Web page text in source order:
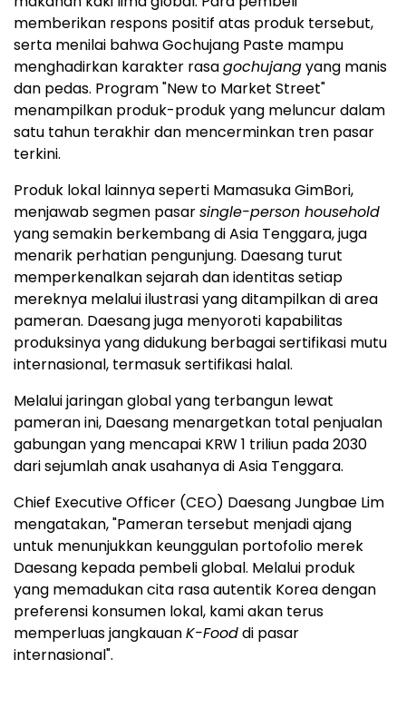
memberikan respons positif atas produk tersebut,
serta menilai bahwa Gochujang Paste mampu
menghadirkan karakter rasagochujangyang manis
dan pedas. Program "New to Market Street"
menampilkan produk-produk yang meluncur dalam
satu tahun terakhir dan mencerminkan tren pasar
terkini.
Produk lokal lainnya seperti Mamasuka GimBori,
menjawab segmen pasarsingle-person household
yang semakin berkembang di Asia Tenggara, juga
menarik perhatian pengunjung. Daesang turut
memperkenalkan sejarah dan identitas setiap
mereknya melalui ilustrasi yang ditampilkan di area
pameran. Daesang juga menyoroti kapabilitas
produksinya yang didukung berbagai sertifikasi mutu
internasional, termasuk sertifikasi halal.
Melalui jaringan global yang terbangun lewat
pameran ini, Daesang menargetkan total penjualan
gabungan yang mencapai KRW 1 triliun pada 2030
dari sejumlah anak usahanya di Asia Tenggara.
Chief Executive Officer (CEO) Daesang Jungbae Lim
mengatakan, "Pameran tersebut menjadi ajang
untuk menunjukkan keunggulan portofolio merek
Daesang kepada pembeli global. Melalui produk
yang memadukan cita rasa autentik Korea dengan
preferensi konsumen lokal, kami akan terus
memperluas jangkauanK-Fooddi pasar
internasional".